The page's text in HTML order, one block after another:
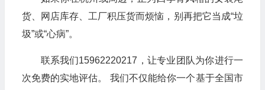
货、网店库存、工厂积压货而烦恼，别再把它当成“垃
圾”或“心病”。
联系我们15962220217，让专业团队为你进行一
次免费的实地评估。 我们不仅能给你一个基于全国市